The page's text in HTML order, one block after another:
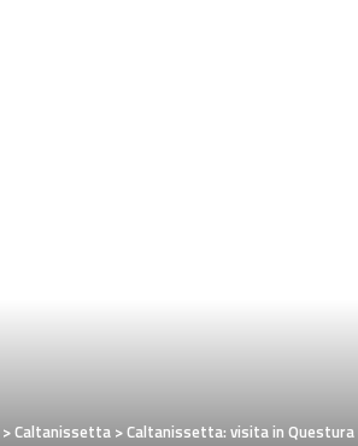
>Caltanissetta >Caltanissetta: visita in Questura